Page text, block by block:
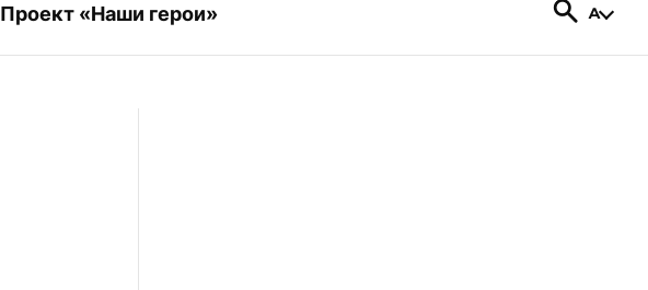
Проект «Наши герои»